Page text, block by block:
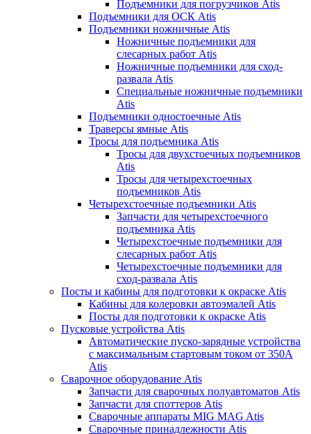
Подъемники для погрузчиков Atis
Подъемники для ОСК Atis
Подъемники ножничные Atis
Ножничные подъемники для
слесарных работ Atis
Ножничные подъемники для сход-
развала Atis
Специальные ножничные подъемники
Atis
Подъемники одностоечные Atis
Траверсы ямные Atis
Тросы для подъемника Atis
Тросы для двухстоечных подъемников
Atis
Тросы для четырехстоечных
подъемников Atis
Четырехстоечные подъемники Atis
Запчасти для четырехстоечного
подъемника Atis
Четырехстоечные подъемники для
слесарных работ Atis
Четырехстоечные подъемники для
сход-развала Atis
Посты и кабины для подготовки к окраске Atis
Кабины для колеровки автоэмалей Atis
Посты для подготовки к окраске Atis
Пусковые устройства Atis
Автоматические пуско-зарядные устройства
с максимальным стартовым током от 350А
Atis
Сварочное оборудование Atis
Запчасти для сварочных полуавтоматов Atis
Запчасти для споттеров Atis
Сварочные аппараты MIG MAG Atis
Сварочные принадлежности Atis